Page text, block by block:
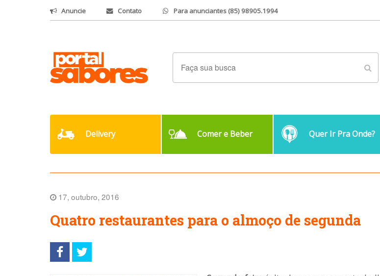
Anuncie Contato Para anunciantes (85) 98905.1994
Delivery Comer e Beber Quer Ir Pra Onde?
17, outubro, 2016
Quatro restaurantes para o almoço de segunda